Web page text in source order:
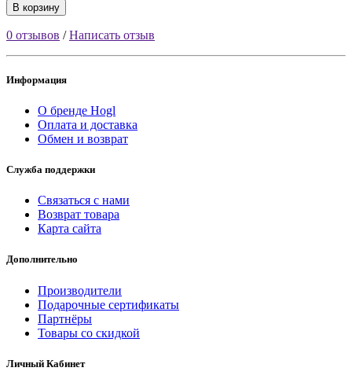
В корзину
0 отзывов /Написать отзыв
Информация
О бренде Hogl
Оплата и доставка
Обмен и возврат
Служба поддержки
Связаться с нами
Возврат товара
Карта сайта
Дополнительно
Производители
Подарочные сертификаты
Партнёры
Товары со скидкой
Личный Кабинет